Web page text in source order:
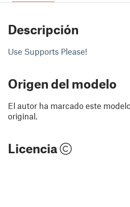
Descripción
Use Supports Please!
Origen del modelo
El autor ha marcado este
original.
Licencia